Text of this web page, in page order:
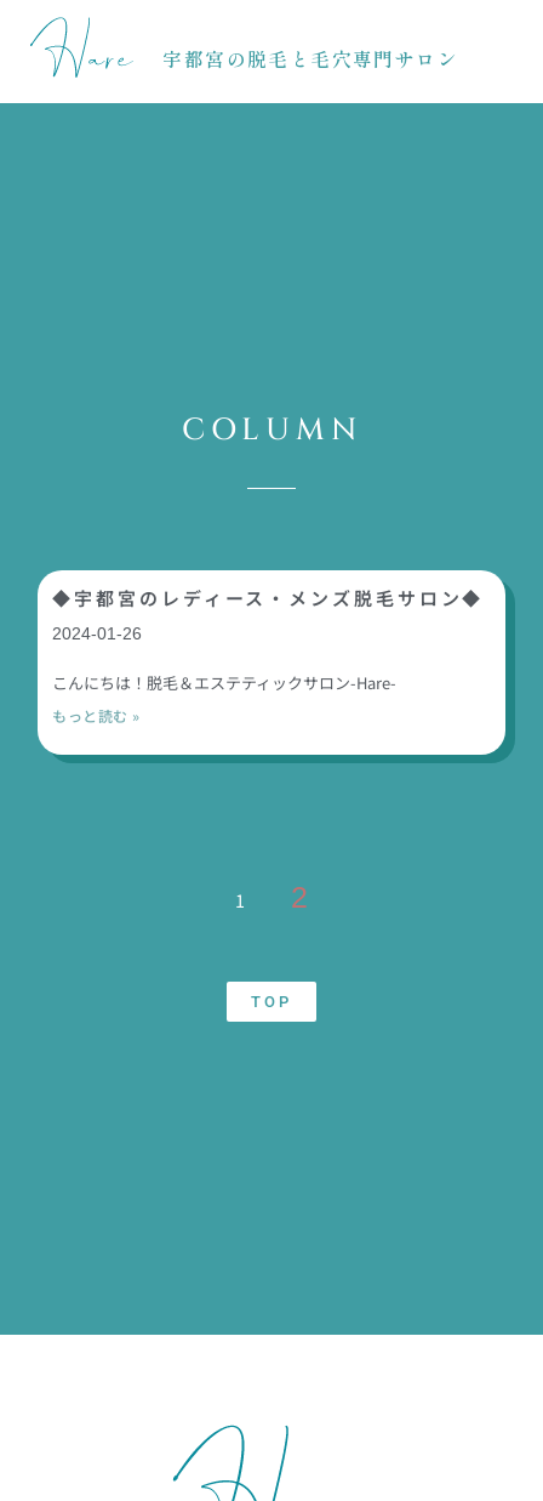
宇都宮の脱毛と毛穴専門サロン
COLUMN
◆宇都宮のレディース・メンズ脱毛サロン◆
2024-01-26
こんにちは！脱毛＆エステティックサロン-Hare-
もっと読む »
1 2
TOP